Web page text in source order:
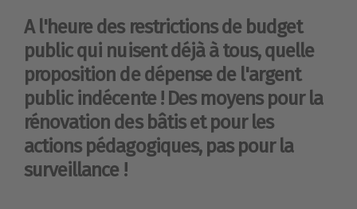
A l'heure des restrictions de budget
public qui nuisent déjà à tous, quelle
proposition de dépense de l'argent
public indécente ! Des moyens pour la
rénovation des bâtis et pour les
actions pédagogiques, pas pour la
surveillance !